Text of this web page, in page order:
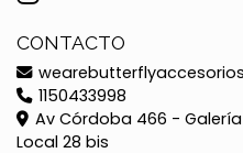
CONTACTO
1150433998
Av Córdoba 466 -
Local 28 bis